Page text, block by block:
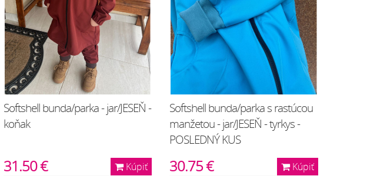
Softshell bunda/parka - jar/JESEŇ -
koňak
Kúpiť
31.50 €
Softshell bunda/parka s rastúcou
manžetou - jar/JESEŇ - tyrkys -
POSLEDNÝ KUS
Kúpiť
30.75 €